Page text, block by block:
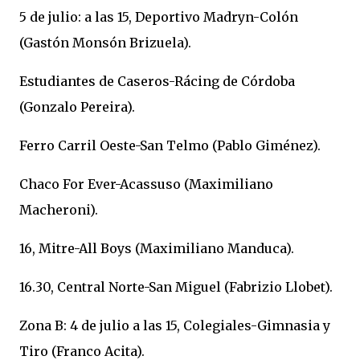
5 de julio: a las 15, Deportivo Madryn-Colón
(Gastón Monsón Brizuela).
Estudiantes de Caseros-Rácing de Córdoba
(Gonzalo Pereira).
Ferro Carril Oeste-San Telmo (Pablo Giménez).
Chaco For Ever-Acassuso (Maximiliano
Macheroni).
16, Mitre-All Boys (Maximiliano Manduca).
16.30, Central Norte-San Miguel (Fabrizio Llobet).
Zona B: 4 de julio a las 15, Colegiales-Gimnasia y
Tiro (Franco Acita).